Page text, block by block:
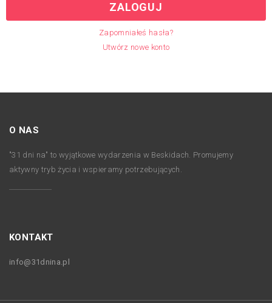
ZALOGUJ
Zapomniałeś hasła?
Utwórz nowe konto
O NAS
"31 dni na" to wyjątkowe wydarzenia w Beskidach. Promujemy
aktywny tryb życia i wspieramy potrzebujących.
KONTAKT
info@31dnina.pl